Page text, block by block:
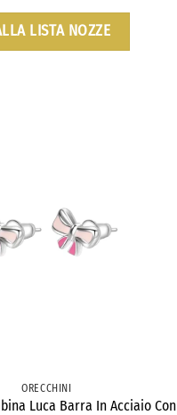
LISTA NOZZE
ORECCHINI
Luca Barra In Acciaio Con